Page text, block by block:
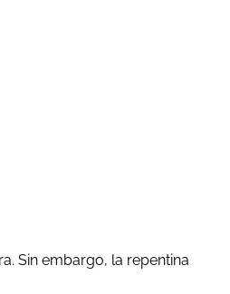
Sin embargo, la repentina